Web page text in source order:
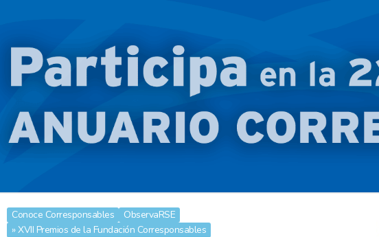
Conoce Corresponsables
ObservaRSE
» XVII Premios de la Fundación Corresponsables